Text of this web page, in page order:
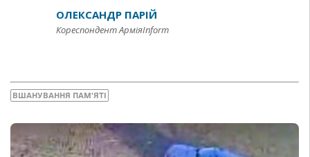
ОЛЕКСАНДР ПАРІЙ
Кореспондент АрміяInform
ВШАНУВАННЯ ПАМ'ЯТІ